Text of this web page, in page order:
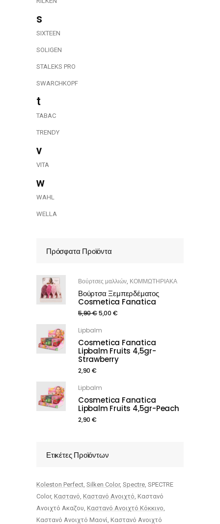
s
SIXTEEN
SOLIGEN
STALEKS PRO
SWARCHKOPF
t
TABAC
TRENDY
v
VITA
w
WAHL
WELLA
Πρόσφατα Προϊόντα
Βούρτσες μαλλιών, ΚΟΜΜΩΤΗΡΙΑΚΑ
Βούρτσα Ξεμπερδέματος
Cosmetica Fanatica
5,90€5,00 €
Lipbalm
Cosmetica Fanatica
Lipbalm Fruits 4,5gr-
Strawberry
2,90 €
Lipbalm
Cosmetica Fanatica
Lipbalm Fruits 4,5gr-Peach
2,90 €
Ετικέτες Προϊόντων
Koleston Perfect Silken Color Spectre SPECTRE
Color Καστανό Καστανό Ανοιχτό Καστανό
Ανοιχτό Ακαζου Καστανό Ανοιχτό Κόκκινο
Καστανό Ανοιχτό Μαονί Καστανό Ανοιχτό